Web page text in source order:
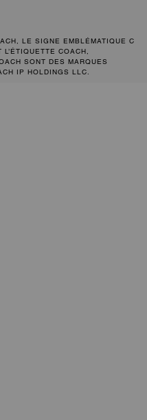
LE SIGNE EMBLÉMATIQUE C
COACH,
SONT DES MARQUES
IP HOLDINGS LLC.